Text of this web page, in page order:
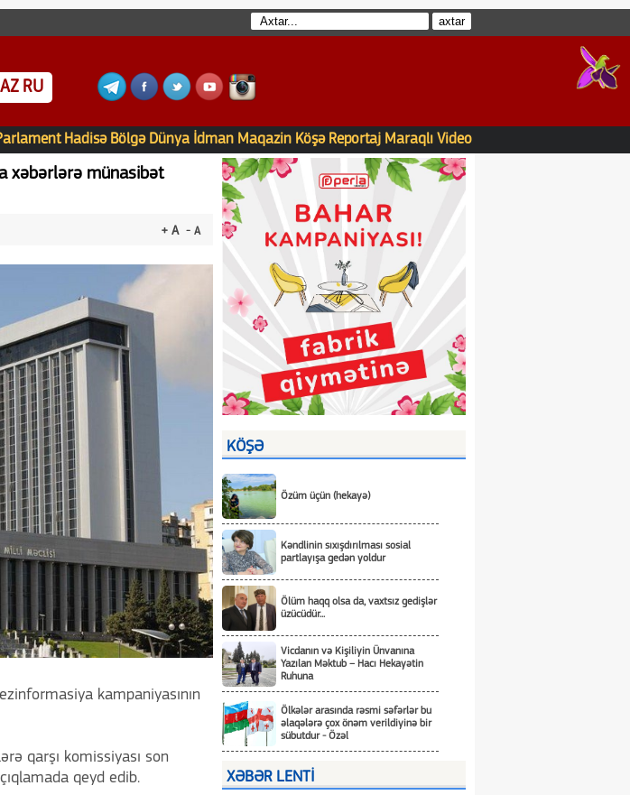
AZ RU
Hadisə Bölgə Dünya İdman Maqazin Köşə Reportaj Maraqlı Video
xəbərlərə münasibət
+ A - A
kampaniyasının
qarşı komissiyası son
qeyd edib.
KÖŞƏ
Özüm üçün (hekayə)
Kəndlinin sıxışdırılması sosial
partlayışa gedən yoldur
Ölüm haqq olsa da, vaxtsız gedişlər
üzücüdür...
Vicdanın və Kişiliyin Ünvanına
Yazılan Məktub – Hacı Hekayətin
Ruhuna
Ölkələr arasında rəsmi səfərlər bu
əlaqələrə çox önəm verildiyinə bir
sübutdur - Özəl
XƏBƏR LENTİ